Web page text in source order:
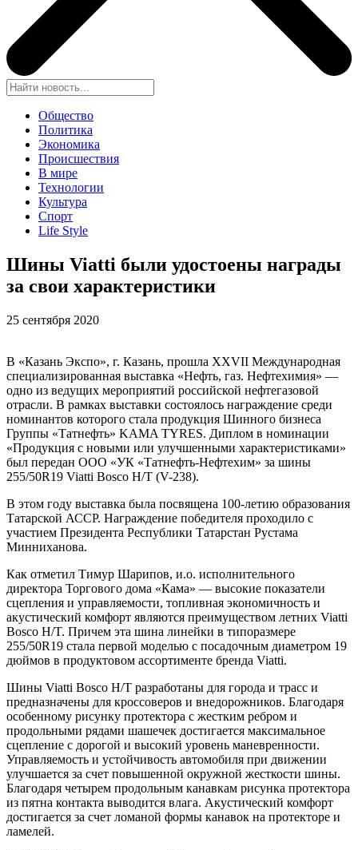
Общество
Политика
Экономика
Происшествия
В мире
Технологии
Культура
Спорт
Life Style
Шины Viatti были удостоены награды
за свои характеристики
25 сентября 2020
В «Казань Экспо», г. Казань, прошла XXVII Международная
специализированная выставка «Нефть, газ. Нефтехимия» —
одно из ведущих мероприятий российской нефтегазовой
отрасли. В рамках выставки состоялось награждение среди
номинантов которого стала продукция Шинного бизнеса
Группы «Татнефть» KAMA TYRES. Диплом в номинации
«Продукция с новыми или улучшенными характеристиками»
был передан ООО «УК «Татнефть-Нефтехим» за шины
255/50R19 Viatti Bosco H/T (V-238).
В этом году выставка была посвящена 100-летию образования
Татарской АССР. Награждение победителя проходило с
участием Президента Республики Татарстан Рустама
Минниханова.
Как отметил Тимур Шарипов, и.о. исполнительного
директора Торгового дома «Кама» — высокие показатели
сцепления и управляемости, топливная экономичность и
акустический комфорт являются преимуществом летних Viatti
Bosco H/T. Причем эта шина линейки в типоразмере
255/50R19 стала первой моделью с посадочным диаметром 19
дюймов в продуктовом ассортименте бренда Viatti.
Шины Viatti Bosco H/T разработаны для города и трасс и
предназначены для кроссоверов и внедорожников. Благодаря
особенному рисунку протектора с жестким ребром и
продольными рядами шашечек достигается максимальное
сцепление с дорогой и высокий уровень маневренности.
Управляемость и устойчивость автомобиля при движении
улучшается за счет повышенной окружной жесткости шины.
Благодаря четырем продольным канавкам рисунка протектора
из пятна контакта выводится влага. Акустический комфорт
достигается за счет ломаной формы канавок на протекторе и
ламелей.